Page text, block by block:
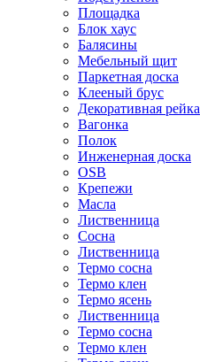
Площадка
Блок хаус
Балясины
Мебельный щит
Паркетная доска
Клееный брус
Декоративная рейка
Вагонка
Полок
Инженерная доска
OSB
Крепежи
Масла
Лиственница
Сосна
Лиственница
Термо сосна
Термо клен
Термо ясень
Лиственница
Термо сосна
Термо клен